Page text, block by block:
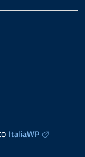
ItaliaWP